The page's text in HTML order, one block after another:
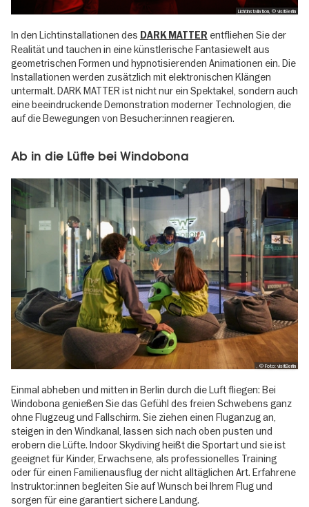
Lichtinstallation, © visitBerlin
In den Lichtinstallationen des DARK MATTER entfliehen Sie der
Realität und tauchen in eine künstlerische Fantasiewelt aus
geometrischen Formen und hypnotisierenden Animationen ein. Die
Installationen werden zusätzlich mit elektronischen Klängen
untermalt. DARK MATTER ist nicht nur ein Spektakel, sondern auch
eine beeindruckende Demonstration moderner Technologien, die
auf die Bewegungen von Besucher:innen reagieren.
Ab in die Lüfte bei Windobona
, © Foto: visitBerlin
Einmal abheben und mitten in Berlin durch die Luft fliegen: Bei
Windobona genießen Sie das Gefühl des freien Schwebens ganz
ohne Flugzeug und Fallschirm. Sie ziehen einen Fluganzug an,
steigen in den Windkanal, lassen sich nach oben pusten und
erobern die Lüfte. Indoor Skydiving heißt die Sportart und sie ist
geeignet für Kinder, Erwachsene, als professionelles Training
oder für einen Familienausflug der nicht alltäglichen Art. Erfahrene
Instruktor:innen begleiten Sie auf Wunsch bei Ihrem Flug und
sorgen für eine garantiert sichere Landung.